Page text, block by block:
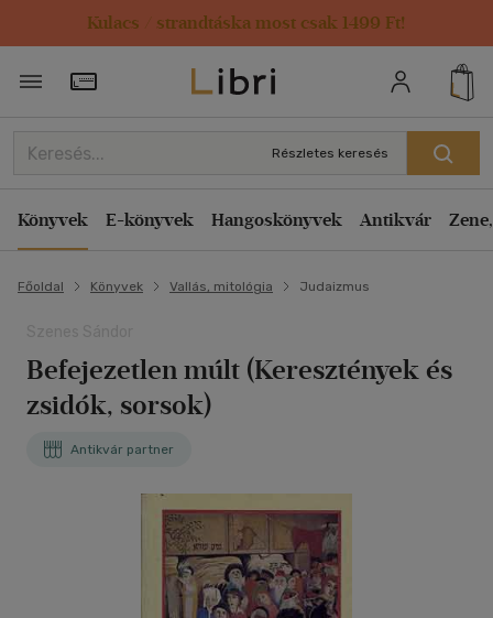
Kulacs / strandtáska most csak 1499 Ft!
Törzsvásárlói Kártya adatai
Részletes keresés
Könyvek E-könyvek Hangoskönyvek Antikvár
Főoldal Könyvek Vallás, mitológia Judaizmus
Befejezetlen múlt (Keresztények és
zsidók, sorsok)
Antikvár partner